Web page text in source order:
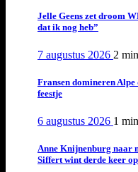
Jelle Geens zet droom
dat ik nog heb”
7 augustus 2026 2 min
Fransen domineren
feestje
6 augustus 2026 1 min
Anne Knijnenburg naar
Siffert wint derde keer